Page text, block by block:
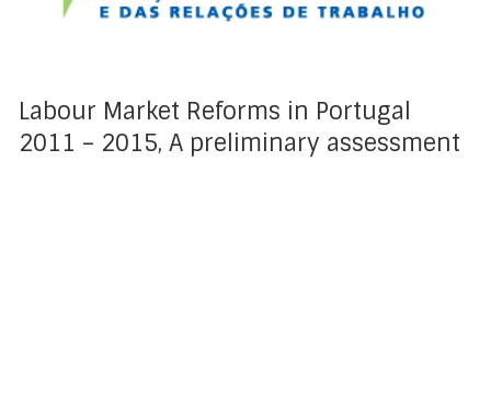
Labour Market Reforms in Portugal
2011 – 2015, A preliminary assessment